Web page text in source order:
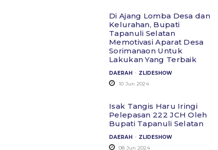
Di Ajang Lomba Desa dan
Kelurahan, Bupati
Tapanuli Selatan
Memotivasi Aparat Desa
Sorimanaon Untuk
Lakukan Yang Terbaik
DAERAH . ZLIDESHOW
10 Jun 2024
Isak Tangis Haru Iringi
Pelepasan 222 JCH Oleh
Bupati Tapanuli Selatan
DAERAH . ZLIDESHOW
08 Jun 2024